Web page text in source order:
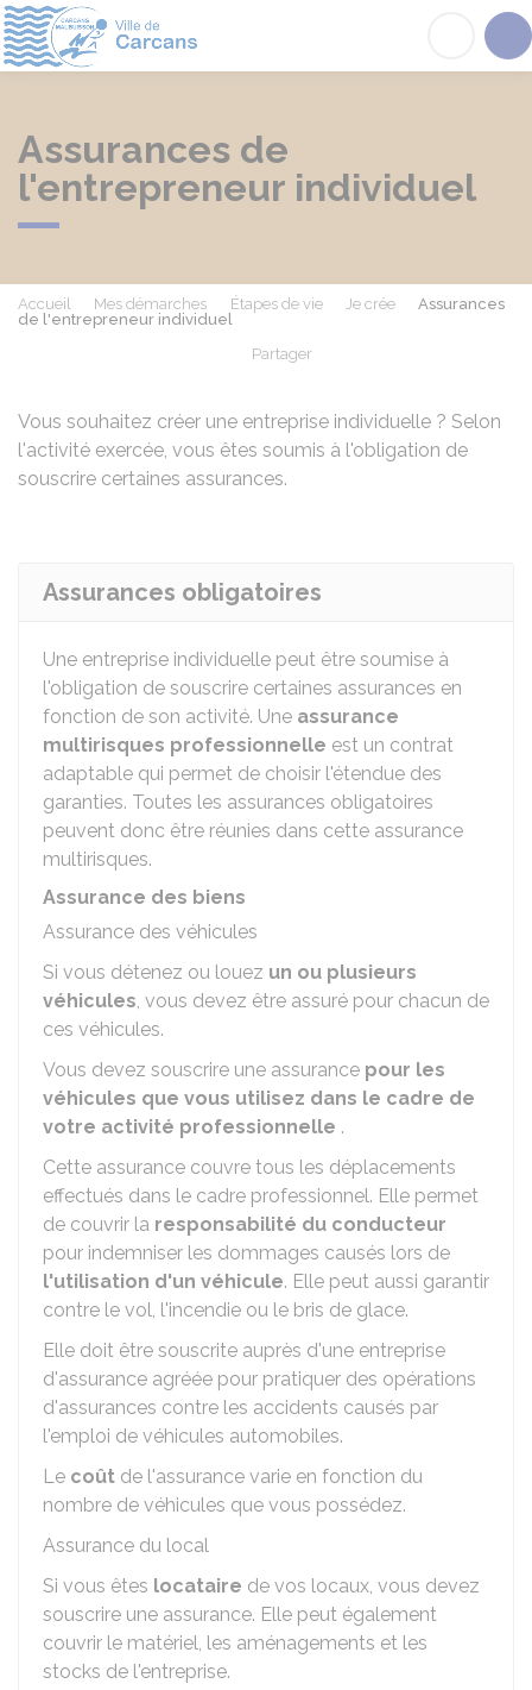
Assurances de
l'entrepreneur individuel
Accueil Mes démarches Étapes de vie Je crée
Assurances
de l'entrepreneur individuel
Partager
Vous souhaitez créer une entreprise individuelle ? Selon
l'activité exercée, vous êtes soumis à l'obligation de
souscrire certaines assurances.
Assurances obligatoires
Une entreprise individuelle peut être soumise à
l'obligation de souscrire certaines assurances en
fonction de son activité. Une assurance
multirisques professionnelle est un contrat
adaptable qui permet de choisir l'étendue des
garanties. Toutes les assurances obligatoires
peuvent donc être réunies dans cette assurance
multirisques.
Assurance des biens
Assurance des véhicules
Si vous détenez ou louez un ou plusieurs
véhicules, vous devez être assuré pour chacun de
ces véhicules.
Vous devez souscrire une assurance pour les
véhicules que vous utilisez dans le cadre de
votre activité professionnelle .
Cette assurance couvre tous les déplacements
effectués dans le cadre professionnel. Elle permet
de couvrir la responsabilité du conducteur
pour indemniser les dommages causés lors de
l'utilisation d'un véhicule. Elle peut aussi garantir
contre le vol, l'incendie ou le bris de glace.
Elle doit être souscrite auprès d'une entreprise
d'assurance agréée pour pratiquer des opérations
d'assurances contre les accidents causés par
l'emploi de véhicules automobiles.
Le coût de l'assurance varie en fonction du
nombre de véhicules que vous possédez.
Assurance du local
Si vous êtes locataire de vos locaux, vous devez
souscrire une assurance. Elle peut également
couvrir le matériel, les aménagements et les
stocks de l'entreprise.